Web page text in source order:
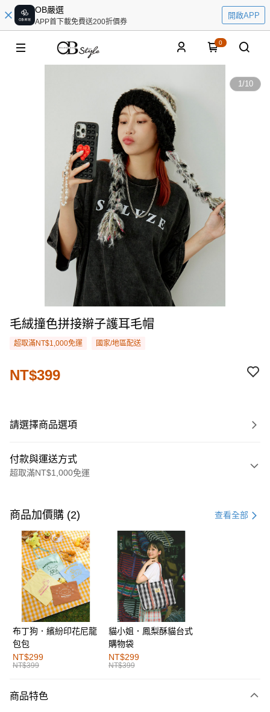
OB嚴選
APP首下載免費送200折價券
開啟APP
0
1/10
毛絨撞色拼接辮子護耳毛帽
超取滿NT$1,000免運 國家/地區配送
NT$399
請選擇商品選項
付款與運送方式
超取滿NT$1,000免運
信用卡一次付款
購物金
超商取貨付款
LINE Pay
街口支付
運送方式
全家取貨付款
每筆NT$60，滿NT$1,000(含以上)免運費
付款後全家取貨
商品加價購 (2) 查看全部
布丁狗．繽紛印花尼龍
包包
NT$299
NT$399
貓小姐．鳳梨酥貓台式
購物袋
NT$299
NT$399
商品特色